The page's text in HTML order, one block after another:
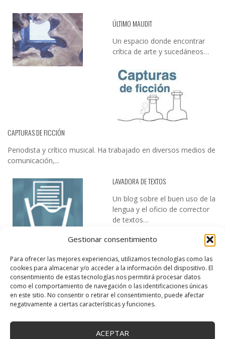
Gestionar consentimiento
Para ofrecer las mejores experiencias, utilizamos tecnologías como las
cookies para almacenar y/o acceder a la información del dispositivo. El
consentimiento de estas tecnologías nos permitirá procesar datos
como el comportamiento de navegación o las identificaciones únicas
en este sitio. No consentir o retirar el consentimiento, puede afectar
negativamente a ciertas características y funciones.
ACEPTAR
ÚLTIMO MAUDIT
Un espacio donde encontrar
crítica de arte y sucedáneos…
CAPTURAS DE FICCIÓN
Periodista y crítico musical. Ha trabajado en diversos medios de
comunicación,...
LAVADORA DE TEXTOS
Un blog sobre el buen uso de la
lengua y el oficio de corrector
de textos…
DESIREE MARTÍN